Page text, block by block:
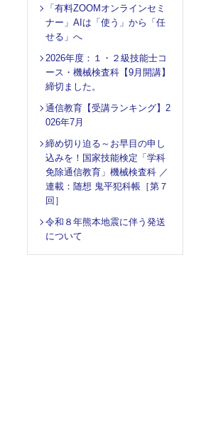
「有料ZOOMオンラインセミ
ナー」AIは「使う」から「任
せる」へ
2026年度：１・２級技能士コ
ース・機械検査科【9月開講】
締切ました。
通信教育【受講ランキング】2
026年7月
締め切り迫る～お早目の申し
込みを！国家技能検定「学科
免除通信教育」機械検査科 ／
連載：随想 鬼平犯科帳［第７
回］
令和８年熊本地震に伴う発送
について